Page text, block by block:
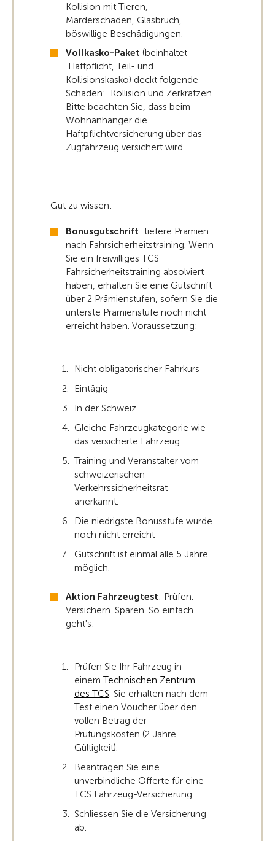
Kollision mit Tieren,
Marderschäden, Glasbruch,
böswillige Beschädigungen.
Vollkasko-Paket (beinhaltet
Haftpflicht, Teil- und
Kollisionskasko) deckt folgende
Schäden: Kollision und Zerkratzen.
Bitte beachten Sie, dass beim
Wohnanhänger die
Haftpflichtversicherung über das
Zugfahrzeug versichert wird.
Gut zu wissen:
Bonusgutschrift: tiefere Prämien
nach Fahrsicherheitstraining. Wenn
Sie ein freiwilliges TCS
Fahrsicherheitstraining absolviert
haben, erhalten Sie eine Gutschrift
über 2 Prämienstufen, sofern Sie die
unterste Prämienstufe noch nicht
erreicht haben. Voraussetzung:
Nicht obligatorischer Fahrkurs
Eintägig
In der Schweiz
Gleiche Fahrzeugkategorie wie
das versicherte Fahrzeug.
Training und Veranstalter vom
schweizerischen
Verkehrssicherheitsrat
anerkannt.
Die niedrigste Bonusstufe wurde
noch nicht erreicht
Gutschrift ist einmal alle 5 Jahre
möglich.
Aktion Fahrzeugtest: Prüfen.
Versichern. Sparen. So einfach
geht's:
Prüfen Sie Ihr Fahrzeug in
einem Technischen Zentrum
des TCS. Sie erhalten nach dem
Test einen Voucher über den
vollen Betrag der
Prüfungskosten (2 Jahre
Gültigkeit).
Beantragen Sie eine
unverbindliche Offerte für eine
TCS Fahrzeug-Versicherung.
Schliessen Sie die Versicherung
ab.